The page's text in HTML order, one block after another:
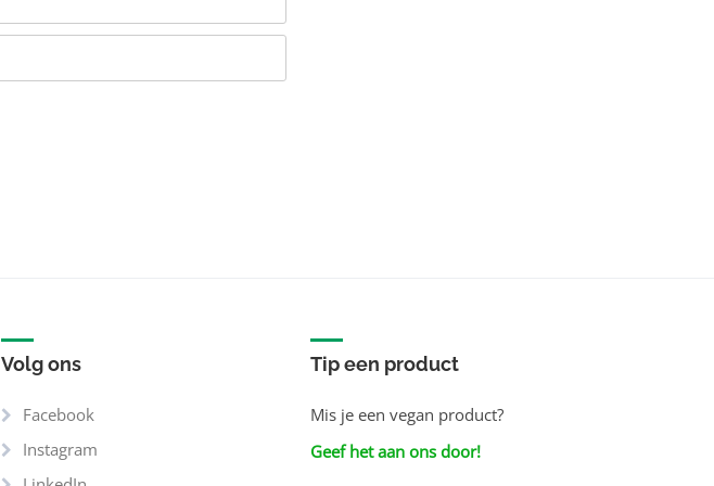
Volg ons
Facebook
Instagram
Tip een product
Mis je een vegan product?
Geef het aan ons door!